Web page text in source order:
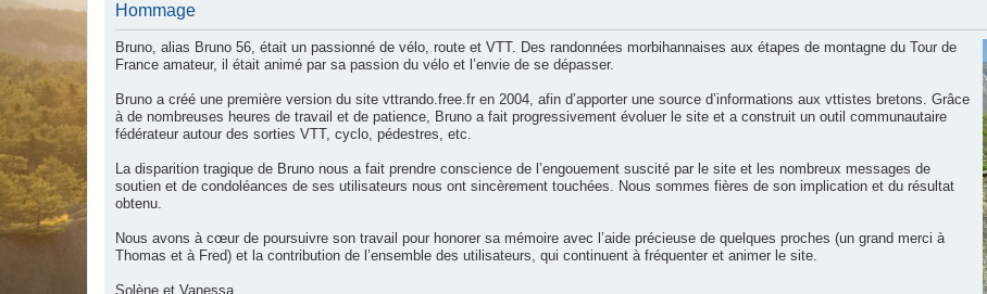
Hommage
Bruno, alias Bruno 56, était un passionné de vélo, route et VTT. Des randonnées morbihannaises aux étapes de montagne du Tour de
France amateur, il était animé par sa passion du vélo et l’envie de se dépasser.
Bruno a créé une première version du site vttrando.free.fr en 2004, afin d’apporter une source d’informations aux vttistes bretons. Grâce
à de nombreuses heures de travail et de patience, Bruno a fait progressivement évoluer le site et a construit un outil communautaire
fédérateur autour des sorties VTT, cyclo, pédestres, etc.
La disparition tragique de Bruno nous a fait prendre conscience de l’engouement suscité par le site et les nombreux messages de
soutien et de condoléances de ses utilisateurs nous ont sincèrement touchées. Nous sommes fières de son implication et du résultat
obtenu.
Nous avons à cœur de poursuivre son travail pour honorer sa mémoire avec l’aide précieuse de quelques proches (un grand merci à
Thomas et à Fred) et la contribution de l’ensemble des utilisateurs, qui continuent à fréquenter et animer le site.